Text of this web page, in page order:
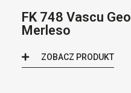
FK 748 Vascu Geo
Merleso
ZOBACZ PRODUKT